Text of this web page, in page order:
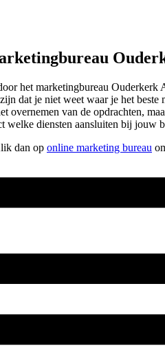
het marketingbureau
dat je niet weet waar je het
van de opdrachten,
welke diensten aansluiten bij jouw
dan op online marketing bureau